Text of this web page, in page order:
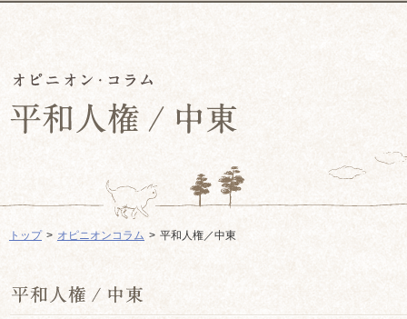
トップ オピニオンコラム 平和人権／中東